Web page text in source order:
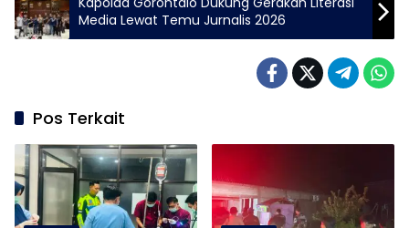
Media Lewat Temu Jurnalis 2026
Pos Terkait